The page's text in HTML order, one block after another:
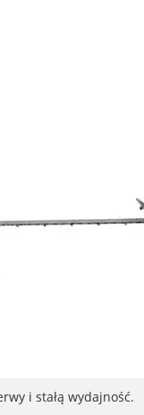
i stałą wydajność.